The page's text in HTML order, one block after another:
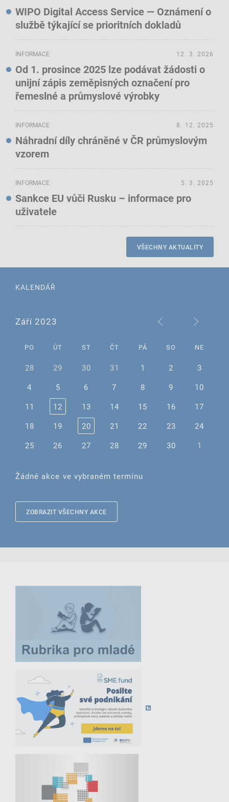
WIPO Digital Access Service — Oznámení o
službě týkající se prioritních dokladů
INFORMACE
Od 1. prosince 2025 lze podávat žádosti o
unijní zápis zeměpisných označení pro
řemeslné a průmyslové výrobky
12. 3. 2026
INFORMACE
Náhradní díly chráněné v ČR průmyslovým
vzorem
8. 12. 2025
INFORMACE
Sankce EU vůči Rusku – informace pro
uživatele
5. 3. 2025
VŠECHNY AKTUALITY
KALENDÁŘ
Září 2023
PO ÚT ST ČT PÁ SO NE
28 29 30 31 1 2
3
4
5 6 7 8 9
10
11
12 13 14 15 16
17
18
19 20 21 22 23
24
25
26 27 28 29 30 1
Žádné akce ve vybraném termínu
ZOBRAZIT VŠECHNY AKCE